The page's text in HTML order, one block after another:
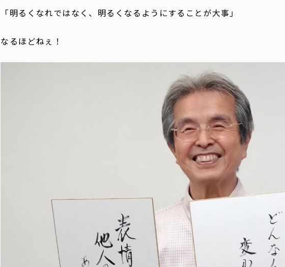
「明るくなれではなく、明るくなるようにすることが大事」
なるほどねぇ！